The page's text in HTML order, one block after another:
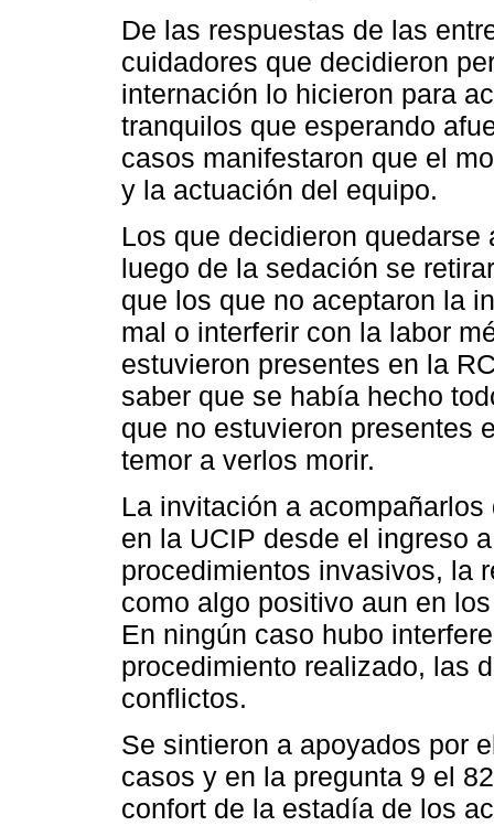
De las respuestas de las
cuidadores que decidieron
internación lo hicieron para
tranquilos que esperando
casos manifestaron que el
y la actuación del equipo.
Los que decidieron
luego de la sedación se
que los que no aceptaron la
mal o interferir con la labor
estuvieron presentes en la
saber que se había hecho
que no estuvieron presentes
temor a verlos morir.
La invitación a
en la UCIP desde el ingreso
procedimientos invasivos, la
como algo positivo aun en
En ningún caso hubo
procedimiento realizado, las
conflictos.
Se sintieron a apoyados por
casos y en la pregunta 9 el
confort de la estadía de los